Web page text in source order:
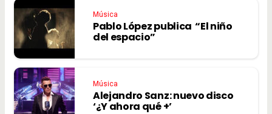
Música
Pablo López publica “El niño
del espacio”
Música
Alejandro Sanz: nuevo disco
‘¿Y ahora qué +’